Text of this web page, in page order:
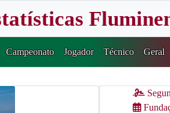
Campeonato Jogador Técnico Geral